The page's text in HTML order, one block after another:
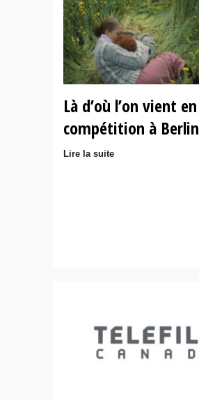
Là d’où l’on vient en
compétition à Berlin
Lire la suite